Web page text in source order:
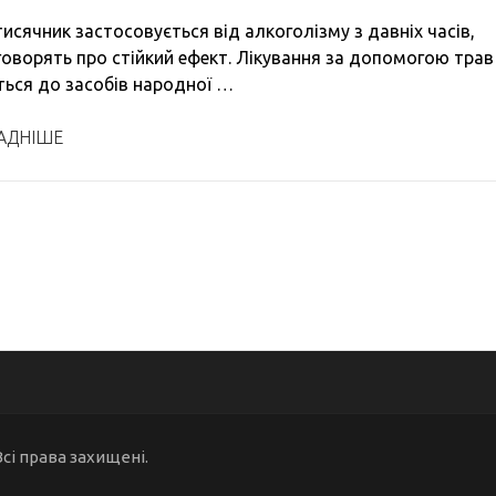
застосовується від алкоголізму з давніх часів,
про стійкий ефект. Лікування за допомогою трав
до засобів народної …
права захищені.